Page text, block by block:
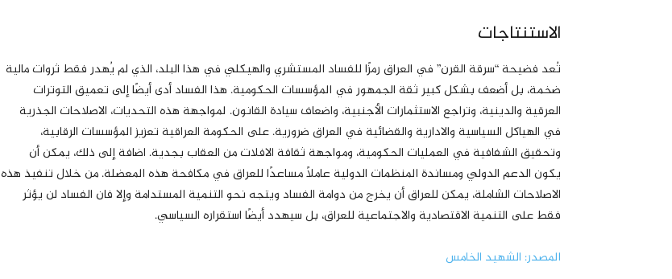
الاستنتاجات
تُعد فضيحة “سرقة القرن” في العراق رمزًا للفساد المستشري والهيكلي في هذا البلد، الذي لم يُهدر فقط ثروات مالية
ضخمة، بل أضعف بشكل كبير ثقة الجمهور في المؤسسات الحكومية. هذا الفساد أدى أيضًا إلى تعميق التوترات
العرقية والدينية، وتراجع الاستثمارات الأجنبية، واضعاف سيادة القانون. لمواجهة هذه التحديات، الاصلاحات الجذرية
في الهياكل السياسية والادارية والقضائية في العراق ضرورية. على الحكومة العراقية تعزيز المؤسسات الرقابية،
وتحقيق الشفافية في العمليات الحكومية، ومواجهة ثقافة الافلات من العقاب بجدية. اضافة إلی ذلك، يمكن أن
يكون الدعم الدولي ومساندة المنظمات الدولية عاملًا مساعدًا للعراق في مكافحة هذه المعضلة. من خلال تنفيذ هذه
الاصلاحات الشاملة، يمكن للعراق أن يخرج من دوامة الفساد ويتجه نحو التنمية المستدامة وإلا فان الفساد لن يؤثر
فقط على التنمية الاقتصادية والاجتماعية للعراق، بل سيهدد أيضًا استقراره السياسي.
المصدر: الشهيد الخامس